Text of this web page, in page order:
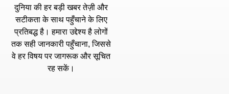
दुनिया की हर बड़ी खबर तेज़ी और
सटीकता के साथ पहुँचाने के लिए
प्रतिबद्ध है। हमारा उद्देश्य है लोगों
तक सही जानकारी पहुँचाना, जिससे
वे हर विषय पर जागरूक और सूचित
रह सकें।